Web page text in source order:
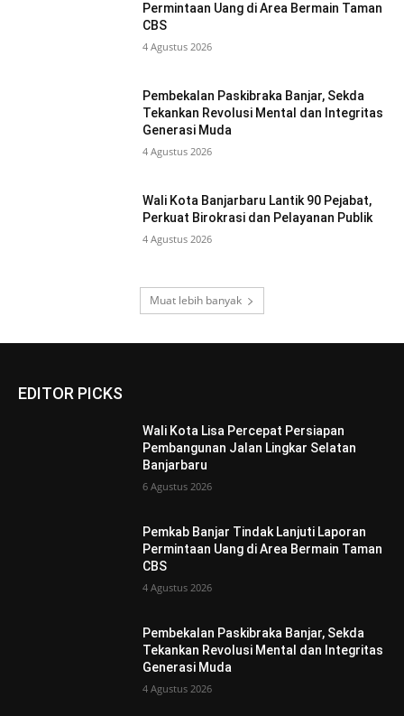
Permintaan Uang di Area Bermain Taman
CBS
4 Agustus 2026
Pembekalan Paskibraka Banjar, Sekda
Tekankan Revolusi Mental dan Integritas
Generasi Muda
4 Agustus 2026
Wali Kota Banjarbaru Lantik 90 Pejabat,
Perkuat Birokrasi dan Pelayanan Publik
4 Agustus 2026
Muat lebih banyak
EDITOR PICKS
Wali Kota Lisa Percepat Persiapan
Pembangunan Jalan Lingkar Selatan
Banjarbaru
6 Agustus 2026
Pemkab Banjar Tindak Lanjuti Laporan
Permintaan Uang di Area Bermain Taman
CBS
4 Agustus 2026
Pembekalan Paskibraka Banjar, Sekda
Tekankan Revolusi Mental dan Integritas
Generasi Muda
4 Agustus 2026